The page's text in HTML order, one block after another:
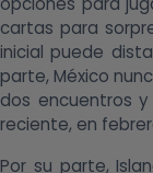
cartas para
inicial puede
parte, México
dos encuentros
reciente, en
Por su parte,